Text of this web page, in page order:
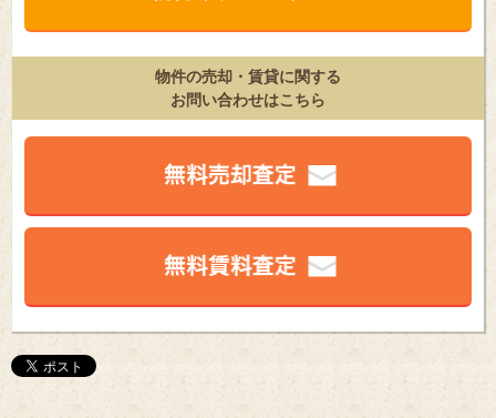
物件の売却・賃貸に関する
お問い合わせはこちら